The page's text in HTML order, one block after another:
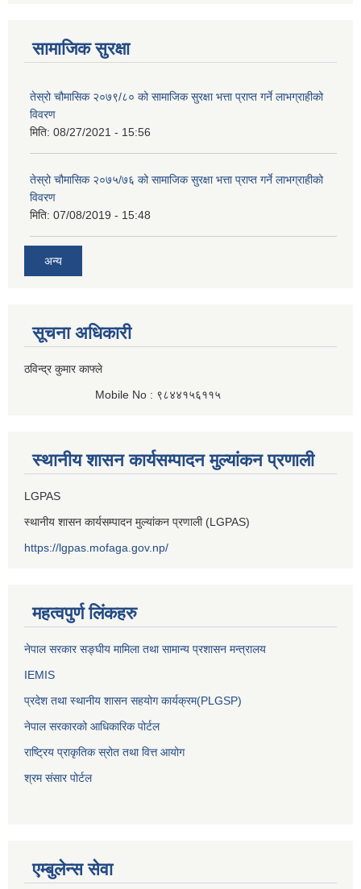
सामाजिक सुरक्षा
तेस्रो चौमासिक २०७९/८० को सामाजिक सुरक्षा भत्ता प्राप्त गर्ने लाभग्राहीको
विवरण
मिति: 08/27/2021 - 15:56
तेस्रो चौमासिक २०७५/७६ को सामाजिक सुरक्षा भत्ता प्राप्त गर्ने लाभग्राहीको
विवरण
मिति: 07/08/2019 - 15:48
अन्य
सूचना अधिकारी
ठविन्द्र कुमार काफ्ले
Mobile No : ९८४४१५६११५
स्थानीय शासन कार्यसम्पादन मुल्यांकन प्रणाली
LGPAS
स्थानीय शासन कार्यसम्पादन मुल्यांकन प्रणाली (LGPAS)
https://lgpas.mofaga.gov.np/
महत्वपुर्ण लिंकहरु
नेपाल सरकार सङ्घीय मामिला तथा सामान्य प्रशासन मन्त्रालय
IEMIS
प्रदेश तथा स्थानीय शासन सहयोग कार्यक्रम(PLGSP)
नेपाल सरकारको आधिकारिक पोर्टल
राष्ट्रिय प्राकृतिक स्रोत तथा वित्त आयोग
श्रम संसार पोर्टल
एम्बुलेन्स सेवा